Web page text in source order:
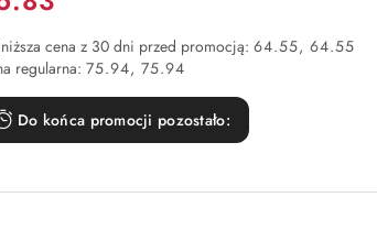
cena z 30 dni przed promocją: 64.55 64.55
regularna: 75.94 75.94
Do końca promocji pozostało: